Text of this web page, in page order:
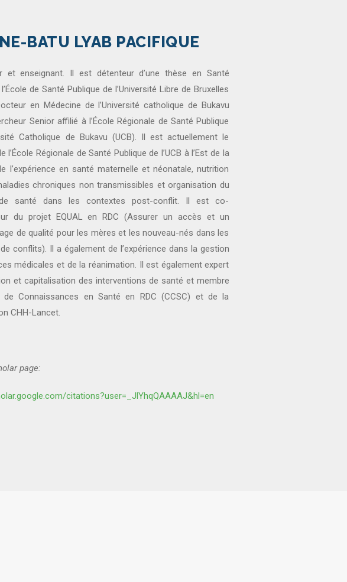
BATU LYAB PACIFIQUE
et enseignant. Il est détenteur d’une thèse en Santé
de Santé Publique de l’Université Libre de Bruxelles
en Médecine de l’Université catholique de Bukavu
Senior affilié à l’École Régionale de Santé Publique
Catholique de Bukavu (UCB). Il est actuellement le
l’École Régionale de Santé Publique de l’UCB à l’Est de la
l’expérience en santé maternelle et néonatale, nutrition
chroniques non transmissibles et organisation du
santé dans les contextes post-conflit. Il est co-
du projet EQUAL en RDC (Assurer un accès et un
de qualité pour les mères et les nouveau-nés dans les
conflits). Il a également de l’expérience dans la gestion
médicales et de la réanimation. Il est également expert
et capitalisation des interventions de santé et membre
de Connaissances en Santé en RDC (CCSC) et de la
CHH-Lancet.
page:
citations?user=_JlYhqQAAAAJ&hl=en